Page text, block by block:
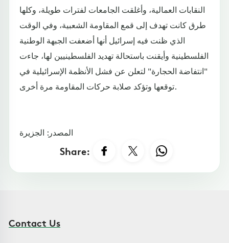
النقابات العمالية، وأغلقت الجامعات لفترات طويلة، وكلها
طرق كانت تهدف إلى قمع المقاومة الشعبية، وفي الوقت
الذي ظنت فيه إسرائيل أنها أضعفت الجبهة الوطنية
الفلسطينية وأيقنت باستحالة تهديد الفلسطينيين لها، جاءت
"انتفاضة الحجارة" لتعلن عن فشل الأنظمة الإسرائيلية في
توقعها وتؤكد صلابة حركات المقاومة مرة أخرى.
المصدر: الجزيرة
Share:
Contact Us